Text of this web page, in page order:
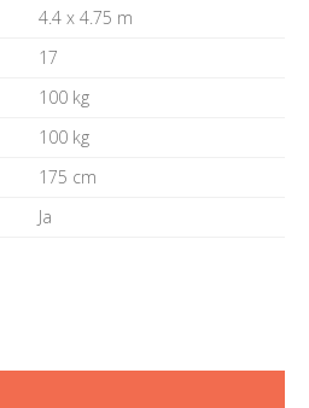
4.4 x 4.75 m
17
100 kg
100 kg
175 cm
Ja